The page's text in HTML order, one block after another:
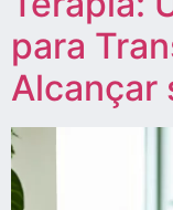
para
Alcançar